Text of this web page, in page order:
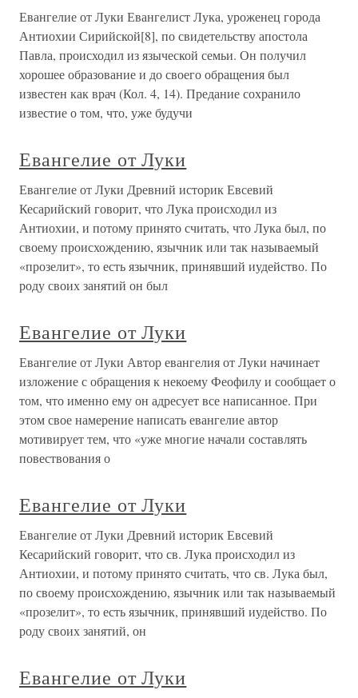
Евангелие от Луки Евангелист Лука, уроженец города
Антиохии Сирийской[8], по свидетельству апостола
Павла, происходил из языческой семьи. Он получил
хорошее образование и до своего обращения был
известен как врач (Кол. 4, 14). Предание сохранило
известие о том, что, уже будучи
Евангелие от Луки
Евангелие от Луки Древний историк Евсевий
Кесарийский говорит, что Лука происходил из
Антиохии, и потому принято считать, что Лука был, по
своему происхождению, язычник или так называемый
«прозелит», то есть язычник, принявший иудейство. По
роду своих занятий он был
Евангелие от Луки
Евангелие от Луки Автор евангелия от Луки начинает
изложение с обращения к некоему Феофилу и сообщает о
том, что именно ему он адресует все написанное. При
этом свое намерение написать евангелие автор
мотивирует тем, что «уже многие начали составлять
повествования о
Евангелие от Луки
Евангелие от Луки Древний историк Евсевий
Кесарийский говорит, что св. Лука происходил из
Антиохии, и потому принято считать, что св. Лука был,
по своему происхождению, язычник или так называемый
«прозелит», то есть язычник, принявший иудейство. По
роду своих занятий, он
Евангелие от Луки